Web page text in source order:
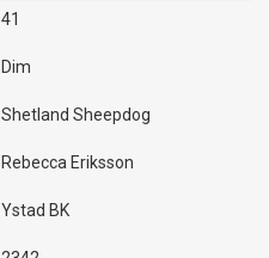
41
Dim
Shetland Sheepdog
Rebecca Eriksson
Ystad BK